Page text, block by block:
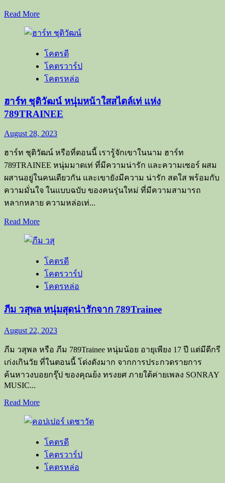
Read MoreRead
about
กุล
วุฒิ
นัก
ผู้
คว้า
แชมป์
ชาย
เดี่ยว
คน
ล่าสุด
จาก
โคตรดี
โคตรวาร์ป
โคตรหล่อ
ฮาร์ท ชุติวัฒน์ หนุ่มหน้าใสสไตล์เท่ แห่ง
789TRAINEE
August 28, 2023
ฮาร์ท ชุติวัฒน์ หรือที่ตอนนี้ เรารู้จักเขาในนาม ฮาร์ท
789TRAINEE หนุ่มมาดเท่ ที่มีความน่ารัก และความเซอร์ ผสม
ผสานอยู่ในคนเดียวกัน และเขายังมีความ น่ารัก สดใส พร้อมกับ
ความมั่นใจ ในแบบฉบับ ของคนรุ่นใหม่ ที่มีความสามารถ
หลากหลาย ความหล่อเท่...
Read MoreRead
about
ชุ
วัฒน์
หน้า
เท่
แห่ง
789TRAINEE
โคตรดี
โคตรวาร์ป
โคตรหล่อ
ภีม วสุพล หนุ่มสุดน่ารักจาก 789Trainee
August 22, 2023
ภีม วสุพล หรือ ภีม 789Trainee หนุ่มน้อย อายุเพียง 17 ปี แต่มีดีกรี
เก่งเกินวัย ที่ในตอนนี้ โด่งดังมาก จากการประกวดรายการ
ค้นหาวงบอยกรุ๊ป ของคุณย้ง ทรงยศ ภายใต้ค่ายเพลง SONRAY
MUSIC...
Read MoreRead
about
วสุ
พล
หนุ่ม
โคตรดี
โคตรวาร์ป
โคตรหล่อ